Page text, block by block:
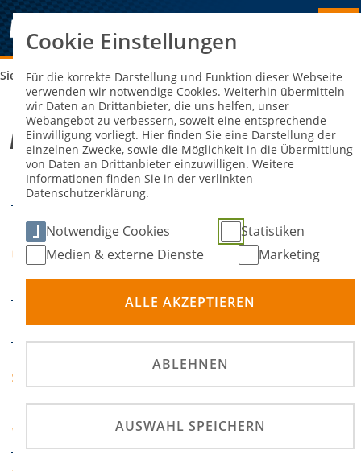
Sie sind hier: AMM SAISONFINALE 3 2026
AMM Saisonfinale 3 2026
DATUM 18. Oktober 2026
ORT
AUDI Dynamikfläche,
Wartungsallee 5, 85356
München-Flughafen
Slalom
SERIEN
Münchner- Slalom-
Meisterschaft
VERANSTALTER Scuderia München e.V.
Cookie Einstellungen
Für die korrekte Darstellung und Funktion dieser Webseite
verwenden wir notwendige Cookies. Weiterhin übermitteln
wir Daten an Drittanbieter, die uns helfen, unser
Webangebot zu verbessern, soweit eine entsprechende
Einwilligung vorliegt. Hier finden Sie eine Darstellung der
einzelnen Zwecke, sowie die Möglichkeit in die Übermittlung
von Daten an Drittanbieter einzuwilligen. Weitere
Informationen finden Sie in der verlinkten
Datenschutzerklärung.
Notwendige Cookies
Statistiken
Medien & externe Dienste
Marketing
ALLE AKZEPTIEREN
ABLEHNEN
AUSWAHL SPEICHERN